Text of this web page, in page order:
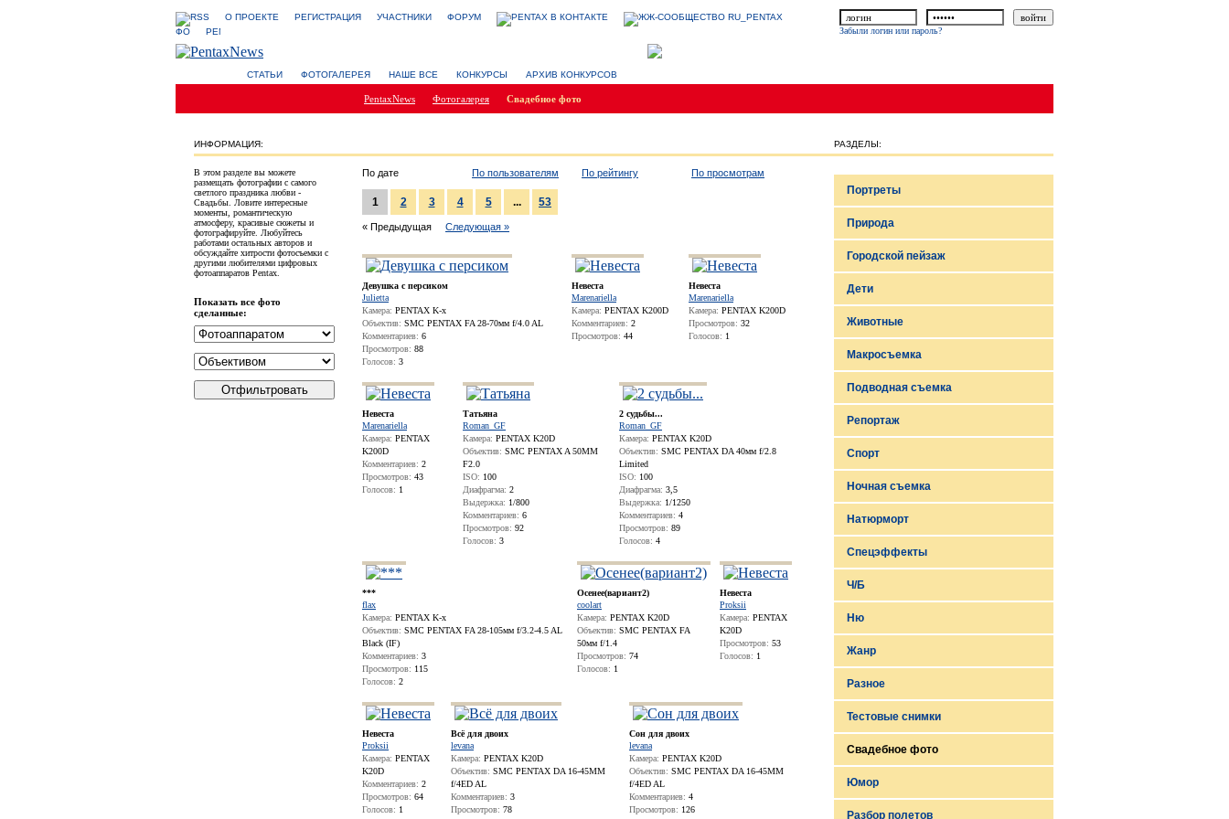
О ПРОЕКТЕ РЕГИСТРАЦИЯ УЧАСТНИКИ
ФОРУМ
Забыли логин или пароль?
СТАТЬИ ФОТОГАЛЕРЕЯ НАШЕ ВСЕ КОНКУРСЫ АРХИВ КОНКУРСОВ
PentaxNews Фотогалерея Cвадебное фото
ИНФОРМАЦИЯ: РАЗДЕЛЫ:
В этом разделе вы можете
размещать фотографии с самого
светлого праздника любви -
Свадьбы. Ловите интересные
моменты, романтическую
атмосферу, красивые сюжеты и
фотографируйте. Любуйтесь
работами остальных авторов и
обсуждайте хитрости фотосъемки с
другими любителями цифровых
фотоаппаратов Pentax.
Показать все фото
сделанные:
По дате По пользователям По рейтингу По просмотрам
1 2 3 4 5 ... 53
« Предыдущая Следующая »
Девушка с персиком
Julietta
Камера: PENTAX K-x
Объектив: SMC PENTAX FA 28-70мм f/4.0 AL
Комментариев: 6
Просмотров: 88
Голосов: 3
Невеста
Marenariella
Камера: PENTAX K200D
Комментариев: 2
Просмотров: 44
Невеста
Marenariella
Камера: PENTAX K200D
Просмотров: 32
Голосов: 1
Невеста
Marenariella
Камера: PENTAX
K200D
Комментариев: 2
Просмотров: 43
Голосов: 1
Татьяна
Roman_GF
Камера: PENTAX K20D
Объектив: SMC PENTAX A 50MM
F2.0
ISO: 100
Диафрагма: 2
Выдержка: 1/800
Комментариев: 6
Просмотров: 92
Голосов: 3
2 судьбы...
Roman_GF
Камера: PENTAX K20D
Объектив: SMC PENTAX DA 40мм f/2.8
Limited
ISO: 100
Диафрагма: 3,5
Выдержка: 1/1250
Комментариев: 4
Просмотров: 89
Голосов: 4
***
flax
Камера: PENTAX K-x
Объектив: SMC PENTAX FA 28-105мм f/3.2-4.5 AL
Black (IF)
Комментариев: 3
Просмотров: 115
Голосов: 2
Осенее(вариант2)
coolart
Камера: PENTAX K20D
Объектив: SMC PENTAX FA
50мм f/1.4
Просмотров: 74
Голосов: 1
Невеста
Proksii
Камера: PENTAX
K20D
Просмотров: 53
Голосов: 1
Невеста
Proksii
Камера: PENTAX
K20D
Комментариев: 2
Просмотров: 64
Голосов: 1
Всё для двоих
levana
Камера: PENTAX K20D
Объектив: SMC PENTAX DA 16-45MM
f/4ED AL
Комментариев: 3
Просмотров: 78
Сон для двоих
levana
Камера: PENTAX K20D
Объектив: SMC PENTAX DA 16-45MM
f/4ED AL
Комментариев: 4
Просмотров: 126
Портреты
Природа
Городской пейзаж
Дети
Животные
Макросъемка
Подводная съемка
Репортаж
Спорт
Ночная съемка
Натюрморт
Спецэффекты
Ч/Б
Ню
Жанр
Разное
Тестовые снимки
Cвадебное фото
Юмор
Разбор полетов